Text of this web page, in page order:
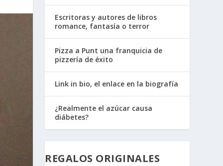
Escritoras y autores de libros
romance, fantasía o terror
Pizza a Punt una franquicia de
pizzería de éxito
Link in bio, el enlace en la biografía
¿Realmente el azúcar causa
diábetes?
REGALOS ORIGINALES